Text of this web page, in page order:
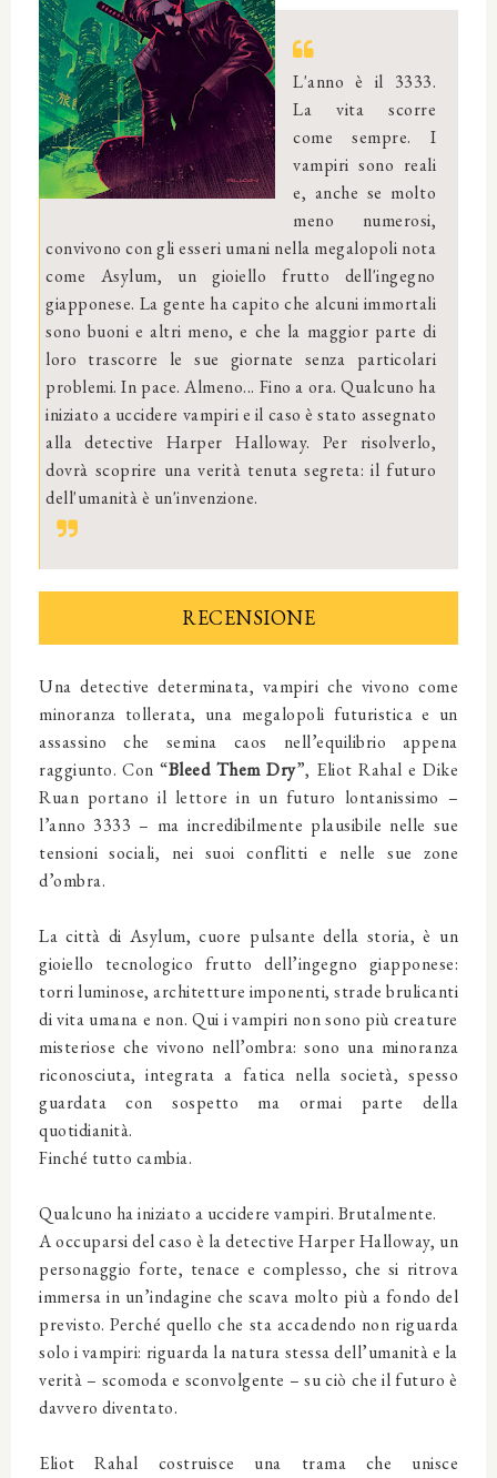
L'anno è il 3333.
La vita scorre
come sempre. I
vampiri sono reali
e, anche se molto
meno numerosi,
convivono con gli esseri umani nella megalopoli nota
come Asylum, un gioiello frutto dell'ingegno
giapponese. La gente ha capito che alcuni immortali
sono buoni e altri meno, e che la maggior parte di
loro trascorre le sue giornate senza particolari
problemi. In pace. Almeno... Fino a ora. Qualcuno ha
iniziato a uccidere vampiri e il caso è stato assegnato
alla detective Harper Halloway. Per risolverlo,
dovrà scoprire una verità tenuta segreta: il futuro
dell'umanità è un'invenzione.
RECENSIONE
Una detective determinata, vampiri che vivono come
minoranza tollerata, una megalopoli futuristica e un
assassino che semina caos nell’equilibrio appena
raggiunto. Con “Bleed Them Dry”, Eliot Rahal e Dike
Ruan portano il lettore in un futuro lontanissimo –
l’anno 3333 – ma incredibilmente plausibile nelle sue
tensioni sociali, nei suoi conflitti e nelle sue zone
d’ombra.
La città di Asylum, cuore pulsante della storia, è un
gioiello tecnologico frutto dell’ingegno giapponese:
torri luminose, architetture imponenti, strade brulicanti
di vita umana e non. Qui i vampiri non sono più creature
misteriose che vivono nell’ombra: sono una minoranza
riconosciuta, integrata a fatica nella società, spesso
guardata con sospetto ma ormai parte della
quotidianità.
Finché tutto cambia.
Qualcuno ha iniziato a uccidere vampiri. Brutalmente.
A occuparsi del caso è la detective Harper Halloway, un
personaggio forte, tenace e complesso, che si ritrova
immersa in un’indagine che scava molto più a fondo del
previsto. Perché quello che sta accadendo non riguarda
solo i vampiri: riguarda la natura stessa dell’umanità e la
verità – scomoda e sconvolgente – su ciò che il futuro è
davvero diventato.
Eliot Rahal costruisce una trama che unisce